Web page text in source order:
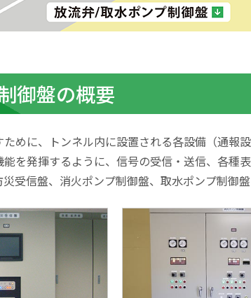
御盤の概要
めに、トンネル内に設置される各設備（通
を発揮するように、信号の受信・送信、各種
受信盤、消火ポンプ制御盤、取水ポンプ制御盤